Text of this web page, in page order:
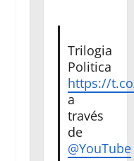
Trilogia
Politica
https://
a
través
de
@YouTube